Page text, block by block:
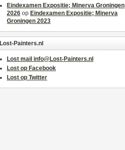
Eindexamen Expositie; Minerva Groningen
2026 op Eindexamen Expositie; Minerva
Groningen 2023
Lost-Painters.nl
Lost mail info@Lost-Painters.nl
Lost op Facebook
Lost op Twitter